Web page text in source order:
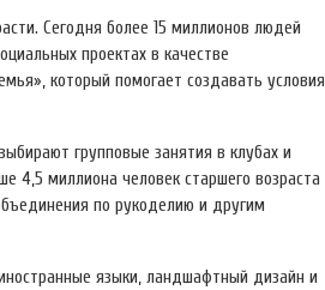
Сегодня более 15 миллионов людей
проектах в качестве
который помогает создавать условия
групповые занятия в клубах и
4,5 миллиона человек старшего возраста
по рукоделию и другим
языки, ландшафтный дизайн и